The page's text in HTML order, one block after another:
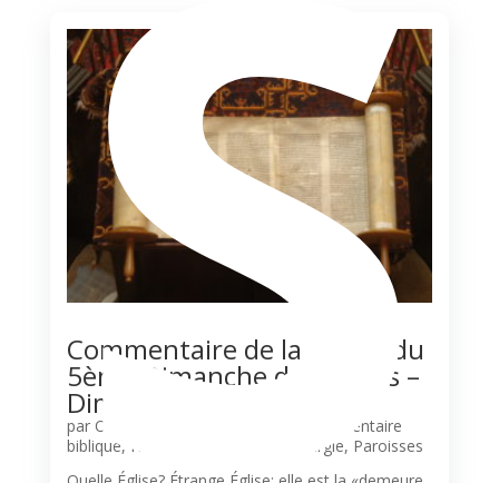
Commentaire de la Messe du
5ème Dimanche de Pâques –
Dimanche 03 Mai
par Olivier N'Guessan
Commentaire
biblique, Horaires des messes Liturgie, Paroisses